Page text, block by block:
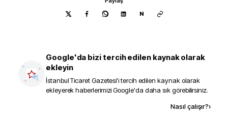
N
Google'da bizi tercih edilen kaynak olarak
ekleyin
İstanbul Ticaret Gazetesi'i tercih edilen kaynak olarak
ekleyerek haberlerimizi Google'da daha sık görebilirsiniz.
Nasıl çalışır?›